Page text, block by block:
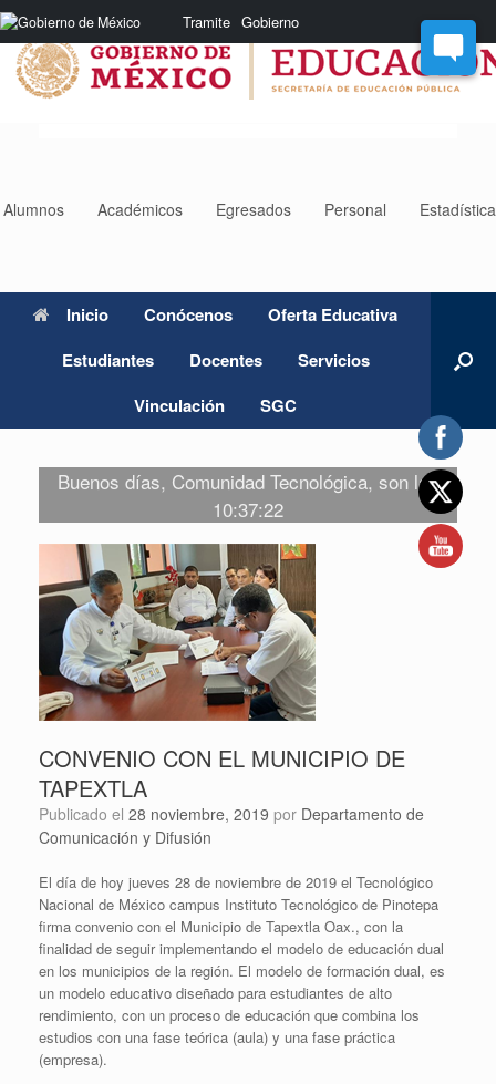
Nota:
este
sitio
web
incluye
Tramite Gobierno
Saltar
al
contenido
Alumnos Académicos Egresados Personal
Inicio Conócenos
Oferta Educativa
Estudiantes
Docentes
Servicios
Vinculación
SGC
Buenos días, Comunidad Tecnológica, son las
10:37:22
CONVENIO CON EL MUNICIPIO DE
TAPEXTLA
Publicado el 28 noviembre, 2019 por Departamento de
Comunicación y Difusión
El día de hoy jueves 28 de noviembre de 2019 el Tecnológico
Nacional de México campus Instituto Tecnológico de Pinotepa
firma convenio con el Municipio de Tapextla Oax., con la
finalidad de seguir implementando el modelo de educación dual
en los municipios de la región. El modelo de formación dual, es
un modelo educativo diseñado para estudiantes de alto
rendimiento, con un proceso de educación que combina los
estudios con una fase teórica (aula) y una fase práctica
(empresa).